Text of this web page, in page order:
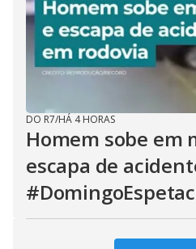
DO R7/HÁ 4 HORAS
Homem sobe em
escapa de